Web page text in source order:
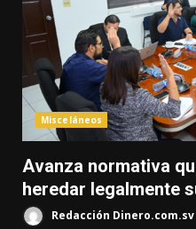
Misceláneos
Avanza normativa
heredar legalmente
Redacción Dinero.com.sv